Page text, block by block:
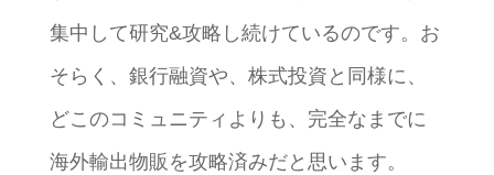
集中して研究&攻略し続けているのです。お
そらく、銀行融資や、株式投資と同様に、
どこのコミュニティよりも、完全なまでに
海外輸出物販を攻略済みだと思います。